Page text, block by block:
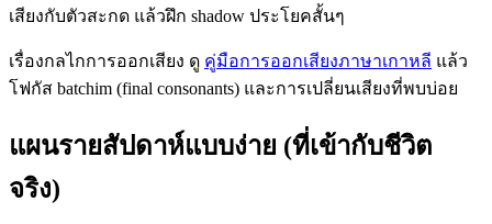
เสียงกับตัวสะกด แล้วฝึก shadow ประโยคสั้นๆ
เรื่องกลไกการออกเสียง ดู คู่มือการออกเสียงภาษาเกาหลี แล้ว
โฟกัส batchim (final consonants) และการเปลี่ยนเสียงที่พบบ่อย
แผนรายสัปดาห์แบบง่าย (ที่เข้ากับชีวิต
จริง)